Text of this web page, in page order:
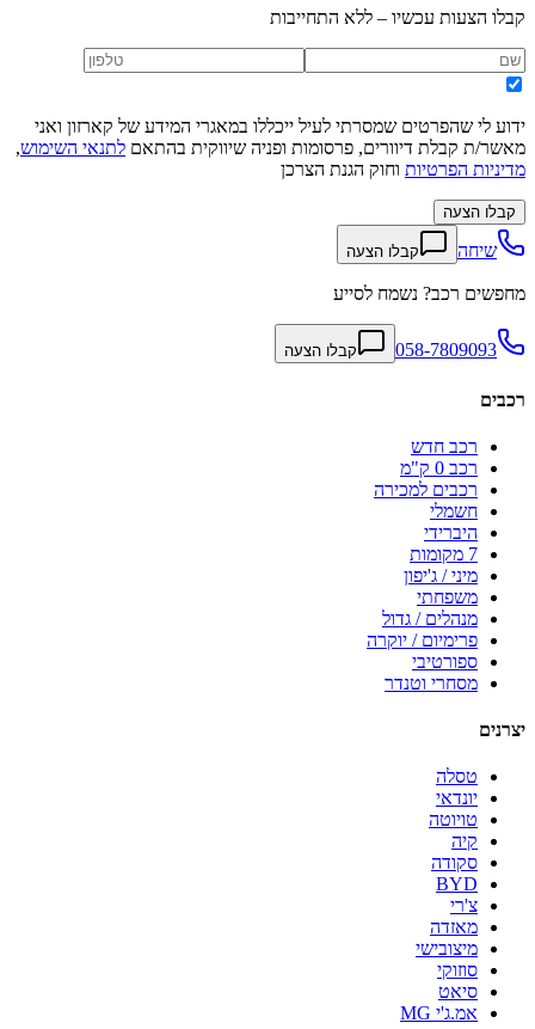
קבלו הצעות עכשיו – ללא התחייבות
ידוע לי שהפרטים שמסרתי לעיל ייכללו במאגרי המידע של קארזון ואני
מאשר/ת קבלת דיוורים, פרסומות ופניה שיווקית בהתאם לתנאי השימוש,
מדיניות הפרטיות וחוק הגנת הצרכן
קבלו הצעה
שיחה קבלו הצעה
מחפשים רכב? נשמח לסייע
058-7809093 קבלו הצעה
רכבים
רכב חדש
רכב 0 ק"מ
רכבים למכירה
חשמלי
היברידי
7 מקומות
מיני / ג'יפון
משפחתי
מנהלים / גדול
פרימיום / יוקרה
ספורטיבי
מסחרי וטנדר
יצרנים
טסלה
יונדאי
טויוטה
קיה
סקודה
BYD
צ'רי
מאזדה
מיצובישי
סוזוקי
סיאט
אמ.ג'י MG